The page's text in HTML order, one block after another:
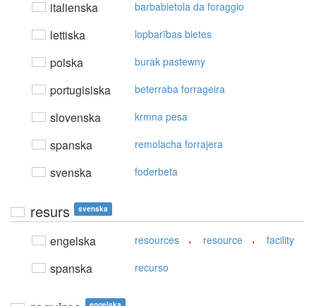
italienska barbabietola da foraggio
lettiska lopbarības bietes
polska burak pastewny
portugisiska beterraba forrageira
slovenska krmna pesa
spanska remolacha forrajera
svenska foderbeta
resurs svenska
engelska resources , resource , facility
spanska recurso